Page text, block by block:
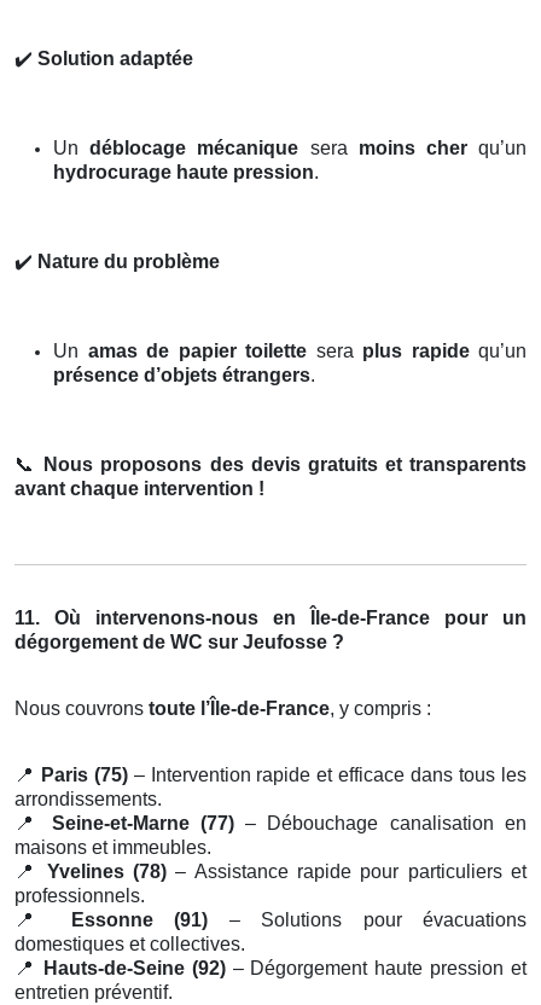
✔️ Solution adaptée
Undéblocage mécanique sera moins cherqu’un
hydrocurage haute pression.
✔️ Nature du problème
Un amas de papier toilette sera plus rapidequ’un
présence d’objets étrangers.
📞
Nous proposons des devis gratuits et transparents
avant chaque intervention !
11. Où intervenons-nous en Île-de-France pour un
dégorgement de WC sur Jeufosse ?
Nous couvrons toute l’Île-de-France, y compris :
📍 Paris (75)– Intervention rapide et efficace dans tous les
arrondissements.
📍
Seine-et-Marne (77)– Débouchage canalisation en
maisons et immeubles.
📍
Yvelines (78) – Assistance rapide pour particuliers et
professionnels.
📍
Essonne (91) – Solutions pour évacuations
domestiques et collectives.
📍
Hauts-de-Seine (92)– Dégorgement haute pression et
entretien préventif.